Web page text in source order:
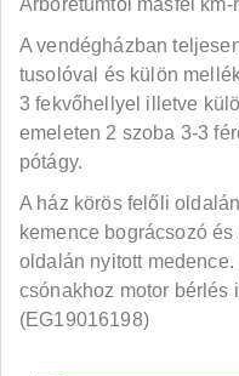
A vendégházban
tusolóval és külön
3 fekvőhellyel illetve
emeleten 2 szoba 3-3
pótágy.
A ház körös felőli
kemence bográcsozó
oldalán nyitott
csónakhoz motor bérlés
(EG19016198)